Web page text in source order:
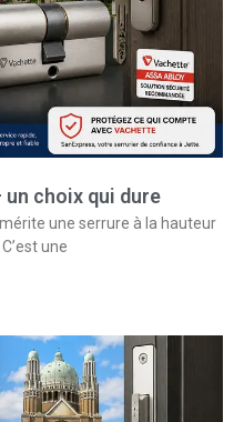
choix qui dure
une serrure à la hauteur
une